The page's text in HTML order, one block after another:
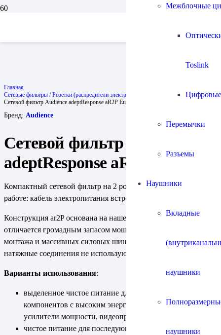
Межблочные
Toslink
Цифровые
Перемычки
Разъемы
Наушники
Вкладные
наушники
наушники
Главная
Сетевые фильтры / Розетки (распредители электропитания)
Сетевой фильтр Audience adeptResponse aR2P Euro
Бренд: Audience
Сетевой фильтр Audience
adeptResponse aR2P Euro
Компактный сетевой фильтр на 2 розетки, сразу готов к
работе: кабель электропитания встроен.
Конструкция ar2P основана на нашем фильтре aR12 и
отличается громадным запасом мощности за счет навесного
монтажа и массивных силовых шин, печатные платы и
натяжные соединения не используются.
Варианты использования:
выделенное чистое питание для одного-двух
компонентов с высоким энергопотреблением:
усилители мощности, видеопроекторы и т.п.
чистое питание для последующего удлинителя,